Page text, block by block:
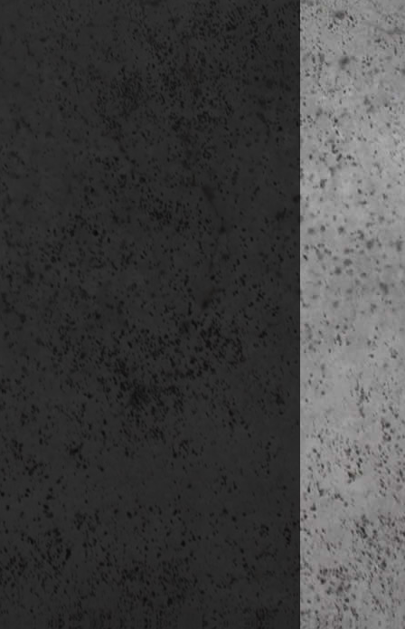
késő délután:
4.nap (nov.
reggeli
08:30-
Carrer
Capella
Plaça
Plaça de
Archivo
Museo
Plaça
Capella
Plaça de
Santa
e b é d
délután
Plaça
Séta a
Colon, Palau de
Museo
Rambla
Casa da
Museo
Gran
Mercat
késő délután